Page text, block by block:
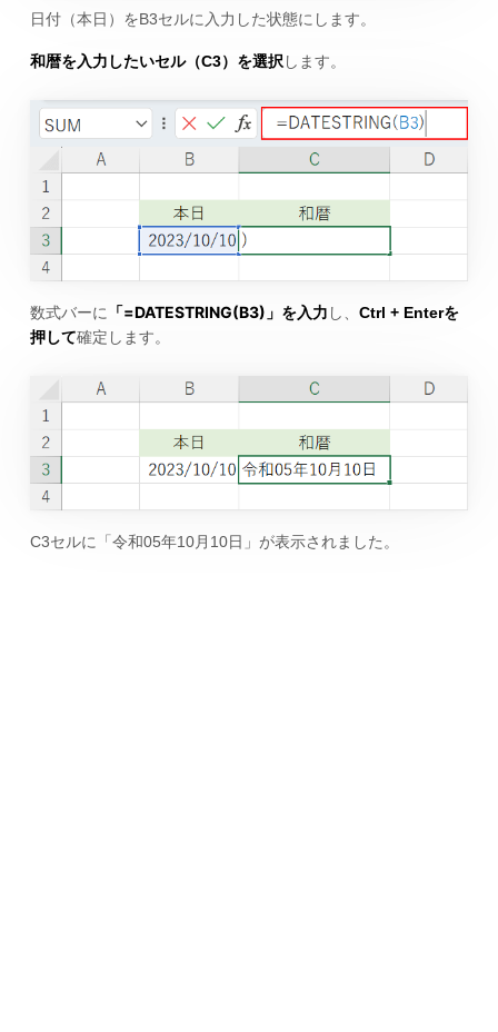
日付（本日）をB3セルに入力した状態にします。
和暦を入力したいセル（C3）を選択します。
数式バーに 「=DATESTRING(B3) 」を入力 し、 Ctrl + Enterを
押して確定します。
C3セルに「令和05年10月10日」が表示されました。